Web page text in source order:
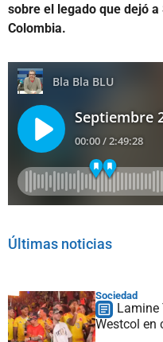
sobre el legado que dejó
Colombia.
Últimas noticias
Sociedad
Lamine
Westcol en